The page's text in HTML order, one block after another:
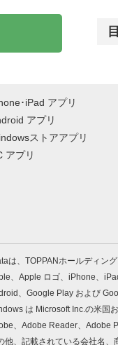
･iPad アプリ
アプリ
ストアアプリ
アプリ
は、TOPPANホールディン
、Apple ロゴ、iPhone、
、Google Play および
は Microsoft Inc.の米国
、Adobe Reader、Adobe
他、記載されている会社名、